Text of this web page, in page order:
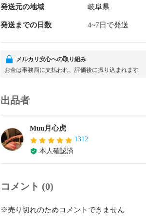
発送元の地域 岐阜県
発送までの日数 4~7日で発送
メルカリ安心への取り組み
お金は事務局に支払われ、評価後に振り込まれます
出品者
Muu月心虎
1312
本人確認済
コメント (0)
※売り切れのためコメントできません